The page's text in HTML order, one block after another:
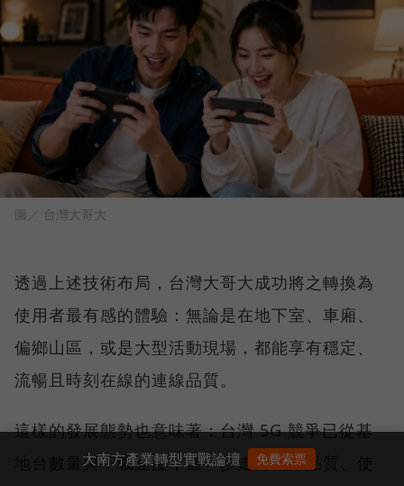
圖／ 台灣大哥大
透過上述技術布局，台灣大哥大成功將之轉換為
使用者最有感的體驗：無論是在地下室、車廂、
偏鄉山區，或是大型活動現場，都能享有穩定、
流暢且時刻在線的連線品質。
這樣的發展態勢也意味著：台灣 5G 競爭已從基
地台數量與下載速度，進一步走向網路品質、使
大南方產業轉型實戰論壇 免費索票